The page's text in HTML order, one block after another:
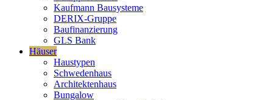
Kaufmann Bausysteme
DERIX-Gruppe
Baufinanzierung
GLS Bank
Häuser
Haustypen
Schwedenhaus
Architektenhaus
Bungalow